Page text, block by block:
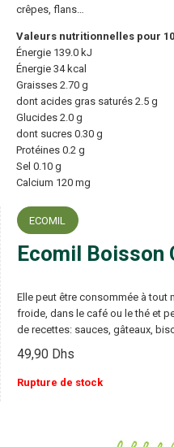
crêpes, flans…
Valeurs nutritionnelles pour
Énergie 139.0 kJ
Énergie 34 kcal
Graisses 2.70 g
dont acides gras saturés 2.5 g
Glucides 2.0 g
dont sucres 0.30 g
Protéines 0.2 g
Sel 0.10 g
Calcium 120 mg
ECOMIL
Ecomil Boisson
Elle peut être consommée à tout
froide, dans le café ou le thé et
de recettes: sauces, gâteaux,
49,90 Dhs
Rupture de stock